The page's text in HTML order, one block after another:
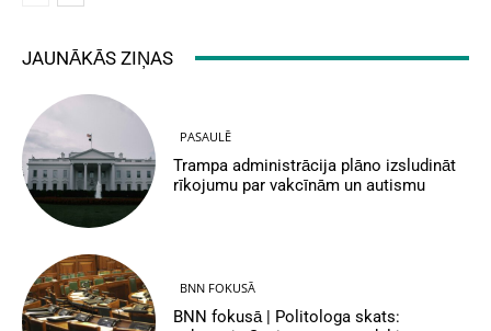
JAUNĀKĀS ZIŅAS
PASAULĒ
Trampa administrācija plāno izsludināt
rīkojumu par vakcīnām un autismu
BNN FOKUSĀ
BNN fokusā | Politologa skats: